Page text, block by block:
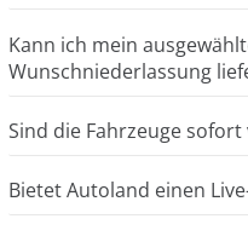
Kann ich mein
Wunschniederlassung
Sind die Fahrzeuge
Bietet Autoland einen